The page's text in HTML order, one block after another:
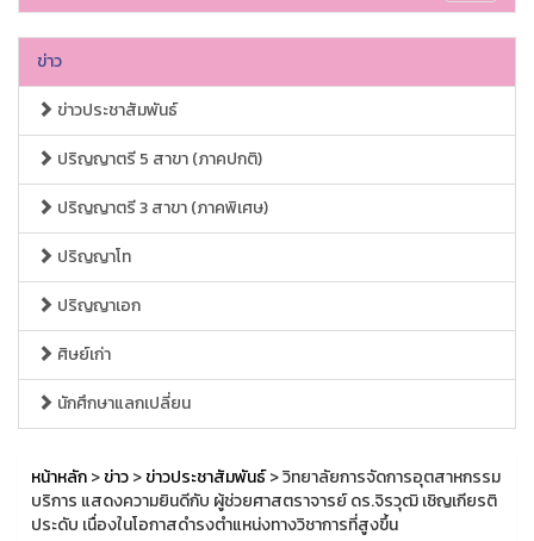
ข่าว
ข่าวประชาสัมพันธ์
ปริญญาตรี 5 สาขา (ภาคปกติ)
ปริญญาตรี 3 สาขา (ภาคพิเศษ)
ปริญญาโท
ปริญญาเอก
ศิษย์เก่า
นักศึกษาแลกเปลี่ยน
หน้าหลัก>ข่าว>ข่าวประชาสัมพันธ์> วิทยาลัยการจัดการอุตสาหกรรม
บริการ แสดงความยินดีกับ ผู้ช่วยศาสตราจารย์ ดร.จิรวุฒิ เชิญเกียรติ
ประดับ เนื่องในโอกาสดำรงตำแหน่งทางวิชาการที่สูงขึ้น